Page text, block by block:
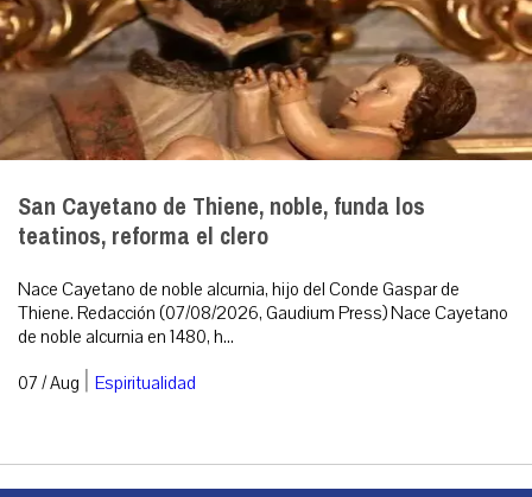
San Cayetano de Thiene, noble, funda los
teatinos, reforma el clero
Nace Cayetano de noble alcurnia, hijo del Conde Gaspar de
Thiene. Redacción (07/08/2026, Gaudium Press) Nace Cayetano
de noble alcurnia en 1480, h...
07 / Aug | Espiritualidad